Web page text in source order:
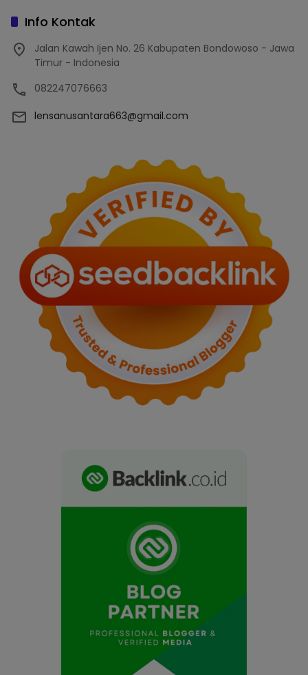
Info Kontak
Jalan Kawah Ijen No. 26 Kabupaten Bondowoso - Jawa
Timur - Indonesia
082247076663
lensanusantara663@gmail.com